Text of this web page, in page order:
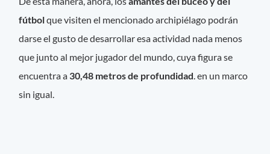
fútbolque visiten el mencionado archipiélago podrán
darse el gusto de desarrollar esa actividad nada menos
que junto al mejor jugador del mundo, cuya figura se
encuentra a 30,48 metros de profundidad. en un marco
sin igual.